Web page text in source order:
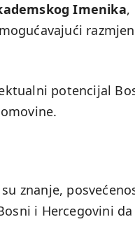
Imenika,
potencijal
znanje,
i Hercegovini